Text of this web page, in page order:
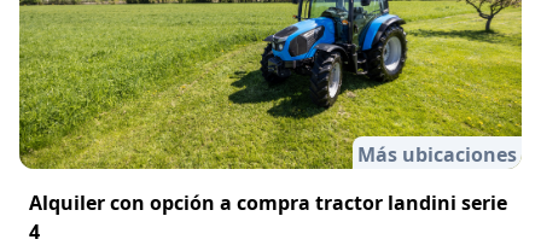
Más ubicaciones
Alquiler con opción a compra tractor landini serie
4